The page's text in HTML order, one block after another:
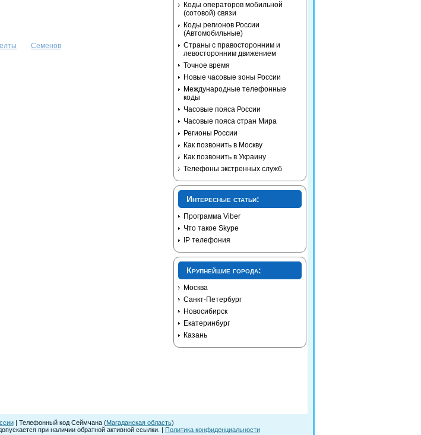
Семенов
Коды операторов мобильной
(сотовой) связи
Коды регионов России
(Автомобильные)
Страны с правосторонним и
левосторонним движением
Точное время
Новые часовые зоны России
Международные телефонные
коды
Часовые пояса России
Часовые пояса стран Мира
Регионы России
Как позвонить в Москву
Как позвонить в Украину
Телефоны экстренных служб
Интересные статьи:
Программа Viber
Что такое Skype
IP телефония
Крупнейшие города:
Москва
Санкт-Петербург
Новосибирск
Екатеринбург
Казань
| Телефонный код Сеймчана (Магаданская область)
при наличии обратной активной ссылки. | Политика конфиденциальности